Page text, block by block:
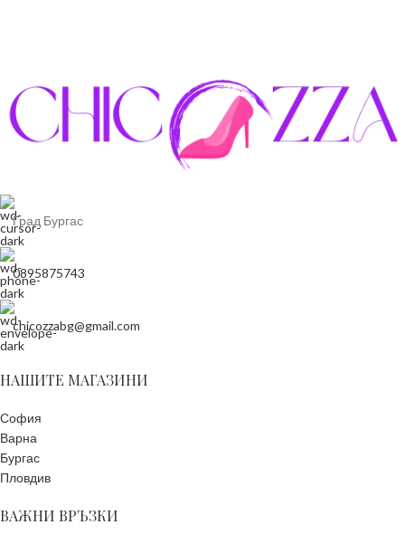
Град Бургас
0895875743
chicozzabg@gmail.com
НАШИТЕ МАГАЗИНИ
София
Варна
Бургас
Пловдив
ВАЖНИ ВРЪЗКИ